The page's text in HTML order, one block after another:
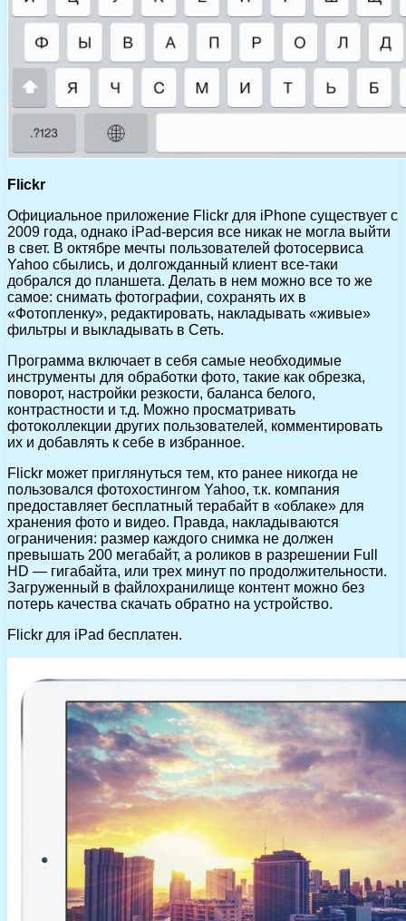
Flickr
Официальное приложение Flickr для iPhone существует с
2009 года, однако iPad-версия все никак не могла выйти
в свет. В октябре мечты пользователей фотосервиса
Yahoo сбылись, и долгожданный клиент все-таки
добрался до планшета. Делать в нем можно все то же
самое: снимать фотографии, сохранять их в
«Фотопленку», редактировать, накладывать «живые»
фильтры и выкладывать в Сеть.
Программа включает в себя самые необходимые
инструменты для обработки фото, такие как обрезка,
поворот, настройки резкости, баланса белого,
контрастности и т.д. Можно просматривать
фотоколлекции других пользователей, комментировать
их и добавлять к себе в избранное.
Flickr может приглянуться тем, кто ранее никогда не
пользовался фотохостингом Yahoo, т.к. компания
предоставляет бесплатный терабайт в «облаке» для
хранения фото и видео. Правда, накладываются
ограничения: размер каждого снимка не должен
превышать 200 мегабайт, а роликов в разрешении Full
HD — гигабайта, или трех минут по продолжительности.
Загруженный в файлохранилище контент можно без
потерь качества скачать обратно на устройство.
Flickr для iPad бесплатен.